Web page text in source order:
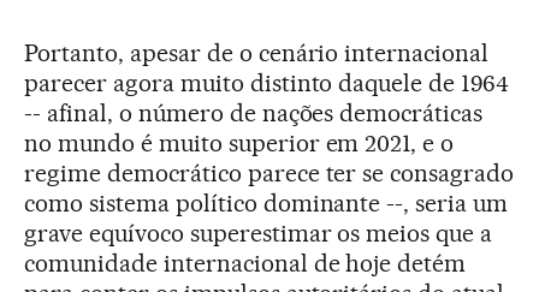
Portanto, apesar de o cenário internacional
parecer agora muito distinto daquele de 1964
-- afinal, o número de nações democráticas
no mundo é muito superior em 2021, e o
regime democrático parece ter se consagrado
como sistema político dominante --, seria um
grave equívoco superestimar os meios que a
comunidade internacional de hoje detém